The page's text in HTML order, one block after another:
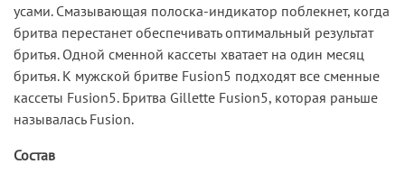
усами. Смазывающая полоска-индикатор поблекнет, когда
бритва перестанет обеспечивать оптимальный результат
бритья. Одной сменной кассеты хватает на один месяц
бритья. К мужской бритве Fusion5 подходят все сменные
кассеты Fusion5. Бритва Gillette Fusion5, которая раньше
называлась Fusion.
Состав